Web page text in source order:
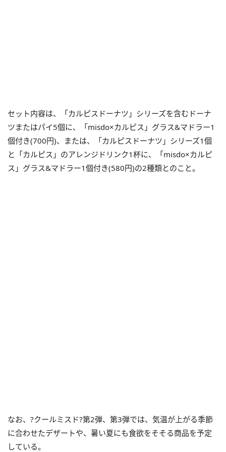
セット内容は、「カルピスドーナツ」シリーズを含むドーナ
ツまたはパイ5個に、「misdo×カルピス」グラス&マドラー1
個付き(700円)、または、「カルピスドーナツ」シリーズ1個
と「カルピス」のアレンジドリンク1杯に、「misdo×カルピ
ス」グラス&マドラー1個付き(580円)の2種類とのこと。
なお、?クールミスド?第2弾、第3弾では、気温が上がる季節
に合わせたデザートや、暑い夏にも食欲をそそる商品を予定
している。